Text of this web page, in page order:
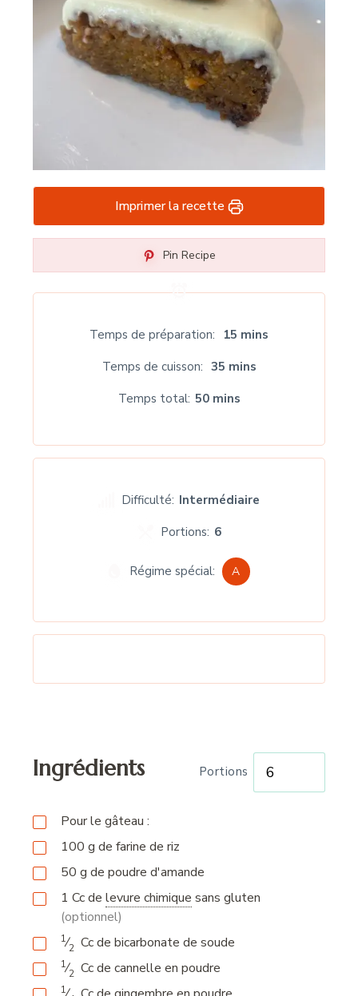
Imprimer la recette
Pin Recipe
Temps de préparation
15 mins
Temps de cuisson
35 mins
Temps total 50 mins
Difficulté: Intermédiaire
Portions: 6
Régime spécial: A
Ingrédients Portions
Pour le gâteau :
100 g de farine de riz
50 g de poudre d'amande
1 Ccde levure chimique sans gluten
(optionnel)
1⁄2 Ccde bicarbonate de soude
1⁄2 Ccde cannelle en poudre
1